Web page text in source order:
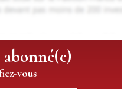
abonné(e)
vous